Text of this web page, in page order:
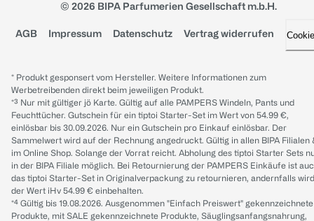
© 2026 BIPA Parfumerien Gesellschaft m.b.H.
AGB Impressum Datenschutz Vertrag widerrufen
* Produkt gesponsert vom Hersteller. Weitere Informationen zum
Werbetreibenden direkt beim jeweiligen Produkt.
*³ Nur mit gültiger jö Karte. Gültig auf alle PAMPERS Windeln, Pants und
Feuchttücher. Gutschein für ein tiptoi Starter-Set im Wert von 54.99 €,
einlösbar bis 30.09.2026. Nur ein Gutschein pro Einkauf einlösbar. Der
Sammelwert wird auf der Rechnung angedruckt. Gültig in allen BIPA Filialen
im Online Shop. Solange der Vorrat reicht. Abholung des tiptoi Starter Sets
in der BIPA Filiale möglich. Bei Retournierung der PAMPERS Einkäufe ist
das tiptoi Starter-Set in Originalverpackung zu retournieren, andernfalls wird
der Wert iHv 54.99 € einbehalten.
*⁴ Gültig bis 19.08.2026. Ausgenommen "Einfach Preiswert" gekennzeichnete
Produkte, mit SALE gekennzeichnete Produkte, Säuglingsanfangsnahrung,